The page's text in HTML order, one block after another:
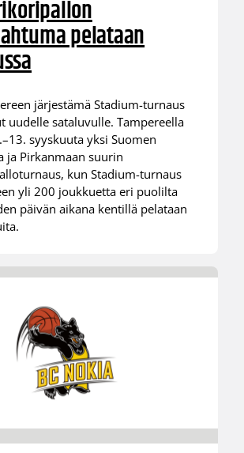
pelataan
järjestämä Stadium-turnaus
uudelle sataluvulle. Tampereella
syyskuuta yksi Suomen
ja Pirkanmaan suurin
kun Stadium-turnaus
yli 200 joukkuetta eri puolilta
päivän aikana kentillä pelataan